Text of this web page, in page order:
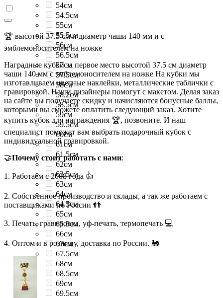
54см
54.5см
55см
55.5см
56см
56.5см
57см
57.5см
58см
58.2см
58.5см
59см
59.5см
60см
61см
61.5см
62см
62.5см
63см
64см
64.5см
65см
65.5см
66см
67см
67.5см
68см
68.5см
69см
69.5см
🏆 высотой 37.5 см и диаметр чаши 140 мм и с
эмблемоносителем на ножке
Наградные кубки за первое место высотой 37.5 см диаметр
чаши 140 мм с эмблемоносителем на ножке На кубки мы
изготавливаем цветные наклейки, металлические таблички с
гравировкой. Наши дизайнеры помогут с макетом. Делая заказ
на сайте вы получаете скидку и начисляются бонусные баллы,
которыми вы сможете оплатить следующий заказ. Хотите
купить кубок для награждения 🏆, позвоните. И наш
специалист поможет вам выбрать подарочный кубок с
индивидуальной гравировкой.
🤝Почему стоит работать с нами:
1. Работаем с 2008 года 👍
2. Собственное производство и склады, а так же работаем с
поставщиками по России 👬
3. Печать, гравировка, уф-печать, термопечать 💻
4. Оптом и в розницу, доставка по России. 🚂